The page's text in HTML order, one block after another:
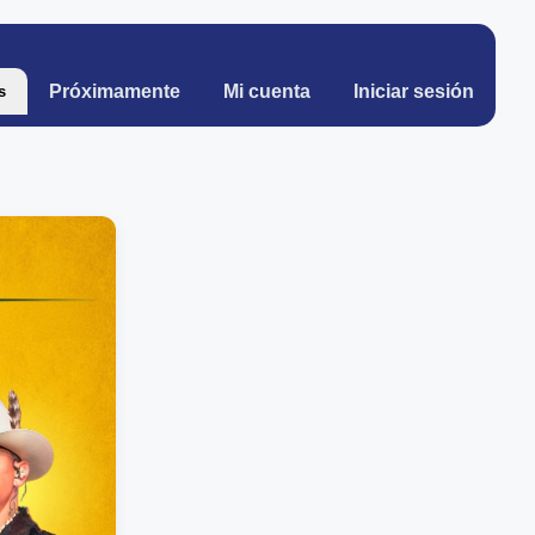
Próximamente Mi cuenta Iniciar sesión